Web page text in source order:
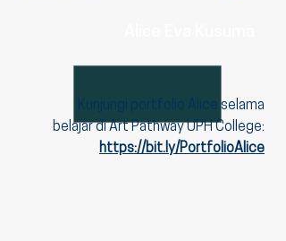
Kunjungi portfolio Alice selama
belajar di Art Pathway UPH College:
https://bit.ly/PortfolioAlice